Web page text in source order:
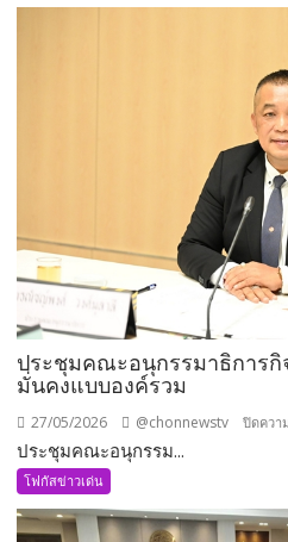
ประชุมคณะอนุกรรมาธิการกิ
มั่นคงแบบองค์รวม
27/05/2026 @chonnewstv ปิดควา
ประชุมคณะอนุกรรม...
โฟกัสข่าวเด่น